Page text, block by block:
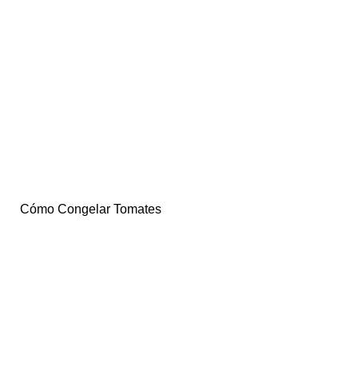
Cómo Congelar Tomates